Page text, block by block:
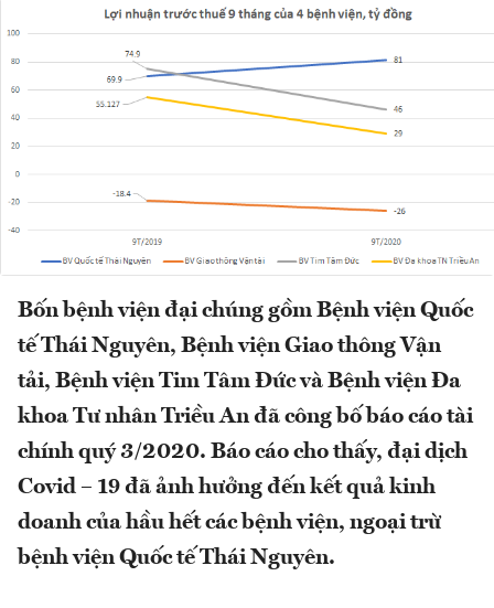
Bốn bệnh viện đại chúng gồm Bệnh viện Quốc
tế Thái Nguyên, Bệnh viện Giao thông Vận
tải, Bệnh viện Tim Tâm Đức và Bệnh viện Đa
khoa Tư nhân Triều An đã công bố báo cáo tài
chính quý 3/2020. Báo cáo cho thấy, đại dịch
Covid – 19 đã ảnh hưởng đến kết quả kinh
doanh của hầu hết các bệnh viện, ngoại trừ
bệnh viện Quốc tế Thái Nguyên.